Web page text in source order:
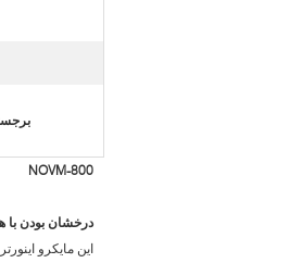
NOVM-800
درخشان بودن با